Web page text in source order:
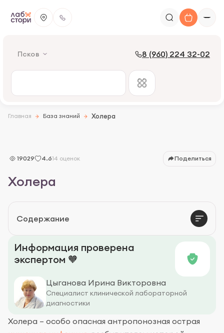
Псков 8 (960) 224 32-02
Главная База знаний Холера
19029 4.614 оценок Поделиться
Холера
Содержание
Что такое холера
Профилактика
Информация проверена
экспертом 🧡
Цыганова Ирина Викторовна
Специалист клинической лабораторной
диагностики
Холера – особо опасная антропонозная острая